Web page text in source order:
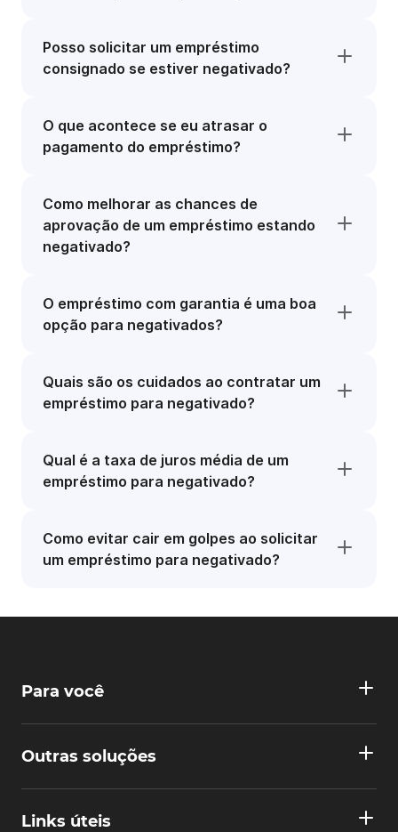
Posso solicitar um empréstimo
consignado se estiver negativado?
O que acontece se eu atrasar o
pagamento do empréstimo?
Como melhorar as chances de
aprovação de um empréstimo estando
negativado?
O empréstimo com garantia é uma boa
opção para negativados?
Quais são os cuidados ao contratar um
empréstimo para negativado?
Qual é a taxa de juros média de um
empréstimo para negativado?
Como evitar cair em golpes ao solicitar
um empréstimo para negativado?
Para você
Outras soluções
Links úteis